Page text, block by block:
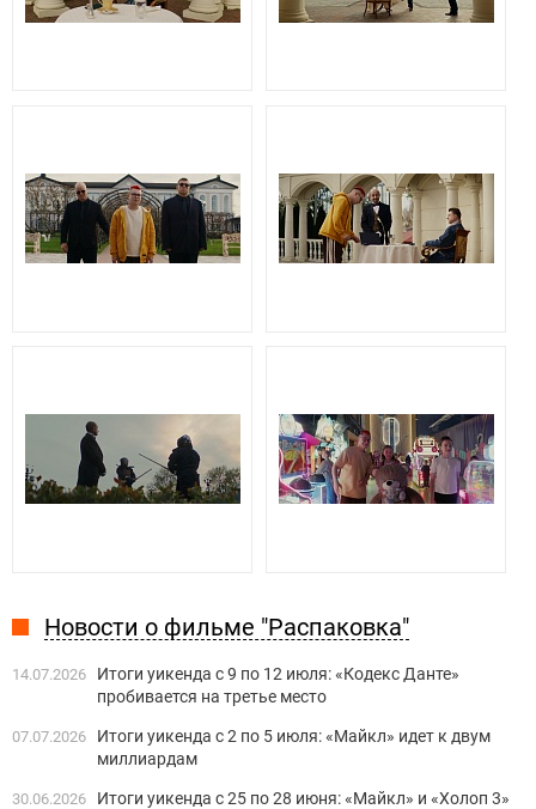
Новости о фильме "Распаковка"
14.07.2026
Итоги уикенда с 9 по 12 июля: «Кодекс Данте»
пробивается на третье место
07.07.2026
Итоги уикенда с 2 по 5 июля: «Майкл» идет к двум
миллиардам
30.06.2026
Итоги уикенда с 25 по 28 июня: «Майкл» и «Холоп 3»